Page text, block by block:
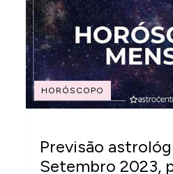
HORÓSCOPO
Previsão
Setembro 2023,